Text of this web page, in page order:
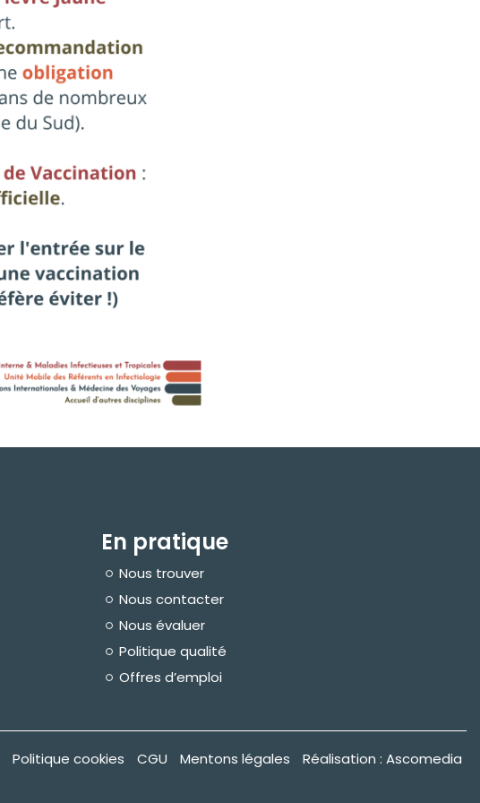
En pratique
Nous trouver
Nous contacter
Nous évaluer
Politique qualité
Offres d’emploi
Politique cookies CGU Mentons légales Réalisation : Ascomedia